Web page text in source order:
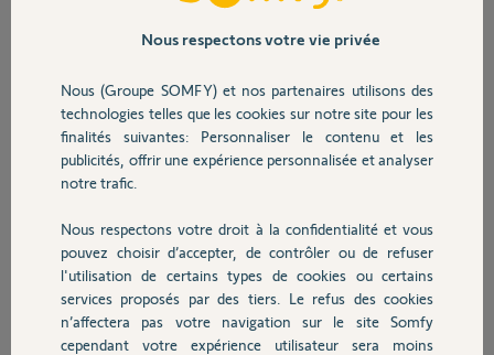
Sécurité
Domotique
Chauffage
Autres produits
La caméra s'allume bleu fixe lorsque je la branche puis s'éteint 10
secondes plus tard. Donc je ne peux l'inclure dans mon réseau.
Frédéric O.
Participer au fil de discussion
Réponses
Bonsoir Frédéric
Nous respectons votre vie privée
Nous (Groupe SOMFY) et nos partenaires utilisons des
technologies telles que les cookies sur notre site pour les
finalités suivantes: Personnaliser le contenu et les
publicités, offrir une expérience personnalisée et analyser
notre trafic.
Nous respectons votre droit à la confidentialité et vous
pouvez choisir d’accepter, de contrôler ou de refuser
l'utilisation de certains types de cookies ou certains
services proposés par des tiers. Le refus des cookies
n’affectera pas votre navigation sur le site Somfy
cependant votre expérience utilisateur sera moins